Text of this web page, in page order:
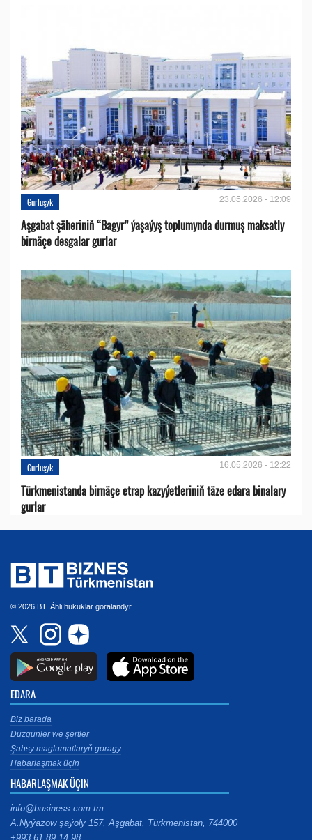
Gurluşyk 23.05.2026 - 12:09
Aşgabat şäheriniň “Bagyr” ýaşaýyş toplumynda durmuş maksatly
birnäçe desgalar gurlar
Gurluşyk 16.05.2026 - 12:22
Türkmenistanda birnäçe etrap kazyýetleriniň täze edara binalary
gurlar
© 2026 BT. Ähli hukuklar goralandyr.
EDARA
Biz barada
Düzgünler we şertler
Şahsy maglumatlaryň goragy
Habarlaşmak üçin
HABARLAŞMAK ÜÇIN
info@business.com.tm
A.Nyýazow şaýoly 157, Aşgabat, Türkmenistan, 744000
+993 61 89 14 98